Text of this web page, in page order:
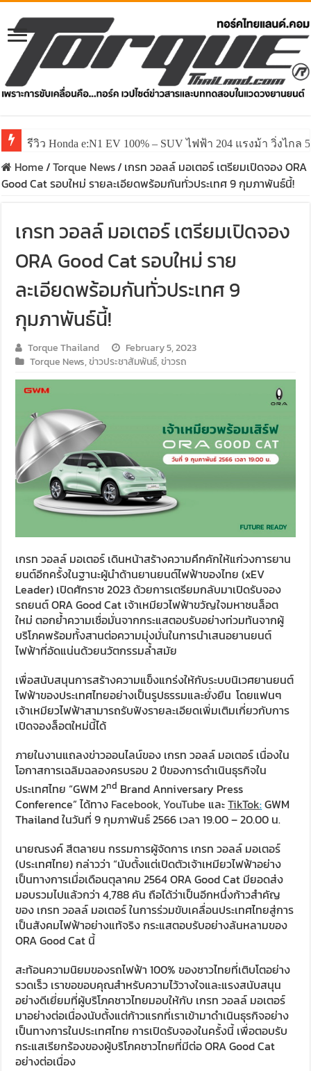
รีวิว Honda e:N1 EV 100% – SUV ไฟฟ้า 204 แรงม้า วิ่งไกล
Home/Torque News/ เกรท วอลล์ มอเตอร์ เตรียมเปิดจอง ORA
Good Cat รอบใหม่ รายละเอียดพร้อมกันทั่วประเทศ 9 กุมภาพันธ์นี้!
เกรท วอลล์ มอเตอร์ เตรียมเปิดจอง
ORA Good Cat รอบใหม่ ราย
ละเอียดพร้อมกันทั่วประเทศ 9
กุมภาพันธ์นี้!
Torque Thailand
February 5, 2023
Torque News,ข่าวประชาสัมพันธ์,ข่าวรถ
เกรท วอลล์ มอเตอร์ เดินหน้าสร้างความคึกคักให้แก่วงการยาน
ยนต์อีกครั้งในฐานะผู้นำด้านยานยนต์ไฟฟ้าของไทย (xEV
Leader) เปิดศักราช 2023 ด้วยการเตรียมกลับมาเปิดรับจอง
รถยนต์ ORA Good Cat เจ้าเหมียวไฟฟ้าขวัญใจมหาชนล็อต
ใหม่ ตอกย้ำความเชื่อมั่นจากกระแสตอบรับอย่างท่วมท้นจากผู้
บริโภคพร้อมทั้งสานต่อความมุ่งมั่นในการนำเสนอยานยนต์
ไฟฟ้าที่อัดแน่นด้วยนวัตกรรมล้ำสมัย
เพื่อสนับสนุนการสร้างความแข็งแกร่งให้กับระบบนิเวศยานยนต์
ไฟฟ้าของประเทศไทยอย่างเป็นรูปธรรมและยั่งยืน โดยแฟนๆ
เจ้าเหมียวไฟฟ้าสามารถรับฟังรายละเอียดเพิ่มเติมเกี่ยวกับการ
เปิดจองล็อตใหม่นี้ได้
ภายในงานแถลงข่าวออนไลน์ของ เกรท วอลล์ มอเตอร์ เนื่องใน
โอกาสการเฉลิมฉลองครบรอบ 2 ปีของการดำเนินธุรกิจใน
ประเทศไทย “GWM 2nd Brand Anniversary Press
Conference” ได้ทาง Facebook, YouTube และTikTok:GWM
Thailand ในวันที่ 9 กุมภาพันธ์ 2566 เวลา 19.00 – 20.00 น.
นายณรงค์ สีตลายน กรรมการผู้จัดการ เกรท วอลล์ มอเตอร์
(ประเทศไทย) กล่าวว่า “นับตั้งแต่เปิดตัวเจ้าเหมียวไฟฟ้าอย่าง
เป็นทางการเมื่อเดือนตุลาคม 2564 ORA Good Cat มียอดส่ง
มอบรวมไปแล้วกว่า 4,788 คัน ถือได้ว่าเป็นอีกหนึ่งก้าวสำคัญ
ของ เกรท วอลล์ มอเตอร์ ในการร่วมขับเคลื่อนประเทศไทยสู่การ
เป็นสังคมไฟฟ้าอย่างแท้จริง กระแสตอบรับอย่างล้นหลามของ
ORA Good Cat นี้
สะท้อนความนิยมของรถไฟฟ้า 100% ของชาวไทยที่เติบโตอย่าง
รวดเร็ว เราขอขอบคุณสำหรับความไว้วางใจและแรงสนับสนุน
อย่างดีเยี่ยมที่ผู้บริโภคชาวไทยมอบให้กับ เกรท วอลล์ มอเตอร์
มาอย่างต่อเนื่องนับตั้งแต่ก้าวแรกที่เราเข้ามาดำเนินธุรกิจอย่าง
เป็นทางการในประเทศไทย การเปิดรับจองในครั้งนี้ เพื่อตอบรับ
กระแสเรียกร้องของผู้บริโภคชาวไทยที่มีต่อ ORA Good Cat
อย่างต่อเนื่อง